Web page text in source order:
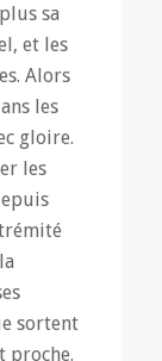
sa
et les
Alors
les
gloire.
les
sortent
proche.